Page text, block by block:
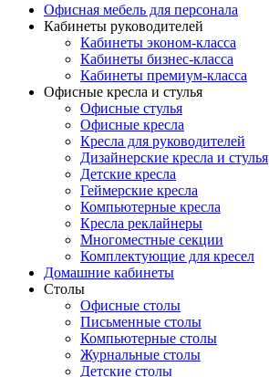
Офисная мебель для персонала
Кабинеты руководителей
Кабинеты эконом-класса
Кабинеты бизнес-класса
Кабинеты премиум-класса
Офисные кресла и стулья
Офисные стулья
Офисные кресла
Кресла для руководителей
Дизайнерские кресла и стулья
Детские кресла
Геймерские кресла
Компьютерные кресла
Кресла реклайнеры
Многоместные секции
Комплектующие для кресел
Домашние кабинеты
Столы
Офисные столы
Письменные столы
Компьютерные столы
Журнальные столы
Детские столы